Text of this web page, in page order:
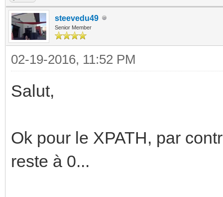
steevedu49
Senior Member
02-19-2016, 11:52 PM
Salut,
Ok pour le XPATH, par
reste à 0...